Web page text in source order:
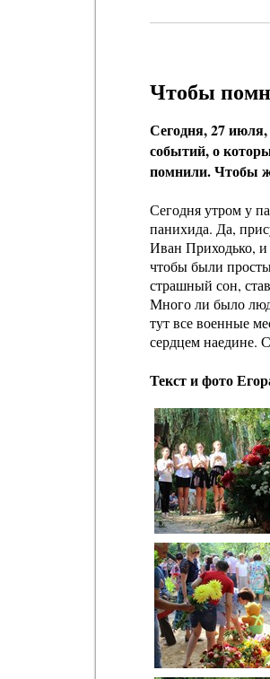
Чтобы
Сегодня, 27
событий, о
помнили. Чтобы
Сегодня утром у
панихида. Да,
Иван Приходько,
чтобы были
страшный сон,
Много ли было
тут все военные
сердцем наедине.
Текст и фото